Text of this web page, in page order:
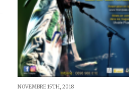
NOVEMBRE 15TH, 2018